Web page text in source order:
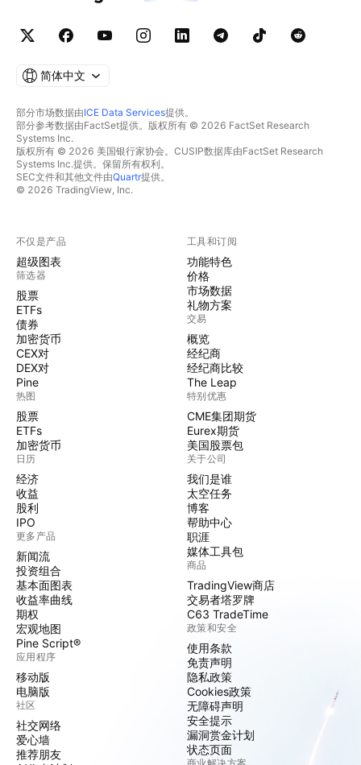
简体中文
部分市场数据由ICE Data Services提供。
部分参考数据由FactSet提供。版权所有 © 2026 FactSet Research
Systems Inc.
版权所有 © 2026 美国银行家协会。CUSIP数据库由FactSet Research
Systems Inc.提供。保留所有权利。
SEC文件和其他文件由Quartr提供。
© 2026 TradingView, Inc.
不仅是产品
超级图表
筛选器
股票
ETFs
债券
加密货币
CEX对
DEX对
Pine
热图
股票
ETFs
加密货币
日历
经济
收益
股利
IPO
更多产品
新闻流
投资组合
基本面图表
收益率曲线
期权
宏观地图
Pine Script®
应用程序
移动版
电脑版
社区
社交网络
爱心墙
推荐朋友
工具和订阅
功能特色
价格
市场数据
礼物方案
交易
概览
经纪商
经纪商比较
The Leap
特别优惠
CME集团期货
Eurex期货
美国股票包
关于公司
我们是谁
太空任务
博客
帮助中心
职涯
媒体工具包
商品
TradingView商店
交易者塔罗牌
C63 TradeTime
政策和安全
使用条款
免责声明
隐私政策
Cookies政策
无障碍声明
安全提示
漏洞赏金计划
状态页面